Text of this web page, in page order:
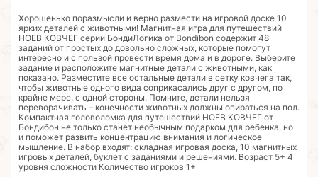
Хорошенько поразмысли и верно размести на игровой доске 10
ярких деталей с животными! Магнитная игра для путешествий
НОЕВ КОВЧЕГ серии БондиЛогика от Bondibon содержит 48
заданий от простых до довольно сложных, которые помогут
интересно и с пользой провести время дома и в дороге. Выберите
задание и расположите магнитные детали с животными, как
показано. Разместите все остальные детали в сетку ковчега так,
чтобы животные одного вида соприкасались друг с другом, по
крайне мере, с одной стороны. Помните, детали нельзя
переворачивать – конечности животных должны опираться на пол.
Компактная головоломка для путешествий НОЕВ КОВЧЕГ от
Бондибон не только станет необычным подарком для ребенка, но
и поможет развить концентрацию внимания и логическое
мышление. В набор входят: складная игровая доска, 10 магнитных
игровых деталей, буклет с заданиями и решениями. Возраст 5+ 4
уровня сложности Количество игроков 1+